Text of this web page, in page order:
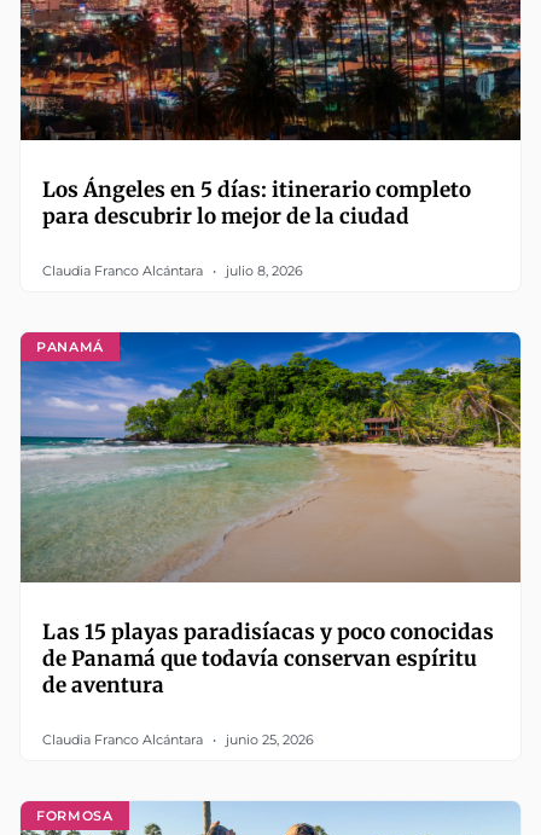
Los Ángeles en 5 días: itinerario completo
para descubrir lo mejor de la ciudad
Claudia Franco Alcántara julio 8, 2026
PANAMÁ
Las 15 playas paradisíacas y poco conocidas
de Panamá que todavía conservan espíritu
de aventura
Claudia Franco Alcántara junio 25, 2026
FORMOSA